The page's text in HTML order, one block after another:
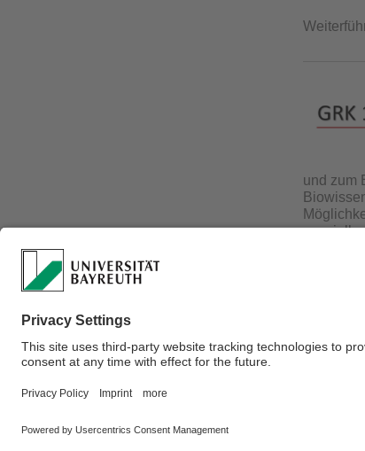
und zum
speziell